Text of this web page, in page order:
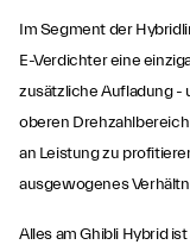
Im Segment der
E-Verdichter eine
zusätzliche Aufladung -
oberen
an Leistung zu
ausgewogenes
Alles am Ghibli Hybrid